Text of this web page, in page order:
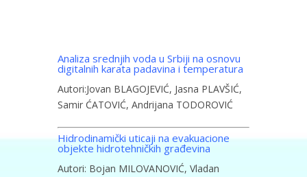
Analiza srednjih voda u Srbiji na osnovu
digitalnih karata padavina i temperatura
Autori:Jovan BLAGOJEVIĆ, Jasna PLAVŠIĆ,
Samir ĆATOVIĆ, Andrijana TODOROVIĆ
Hidrodinamički uticaji na evakuacione
objekte hidrotehničkih građevina
Autori: Bojan MILOVANOVIĆ, Vladan